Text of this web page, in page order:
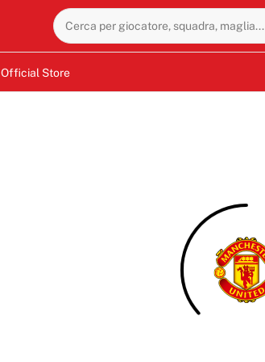
Cerca per giocatore, squadra, maglia...
Official Store